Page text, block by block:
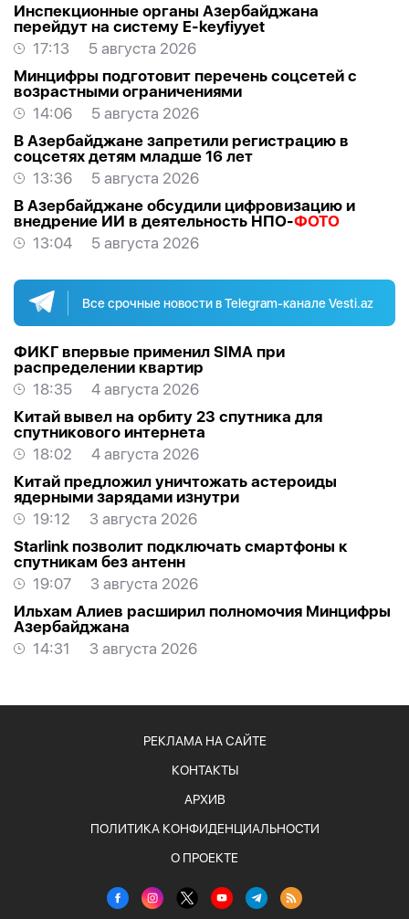
Инспекционные органы Азербайджана
перейдут на систему E-keyfiyyet
17:13
5 августа 2026
Минцифры подготовит перечень соцсетей с
возрастными ограничениями
14:06
5 августа 2026
В Азербайджане запретили регистрацию в
соцсетях детям младше 16 лет
13:36
5 августа 2026
В Азербайджане обсудили цифровизацию и
внедрение ИИ в деятельность НПО-ФОТО
13:04
5 августа 2026
Все срочные новости в Telegram-канале Vesti.az
ФИКГ впервые применил SIMA при
распределении квартир
18:35
4 августа 2026
Китай вывел на орбиту 23 спутника для
спутникового интернета
18:02
4 августа 2026
Китай предложил уничтожать астероиды
ядерными зарядами изнутри
19:12
3 августа 2026
Starlink позволит подключать смартфоны к
спутникам без антенн
19:07
3 августа 2026
Ильхам Алиев расширил полномочия Минцифры
Азербайджана
14:31
3 августа 2026
РЕКЛАМА НА САЙТЕ
КОНТАКТЫ
АРХИВ
ПОЛИТИКА КОНФИДЕНЦИАЛЬНОСТИ
О ПРОЕКТЕ